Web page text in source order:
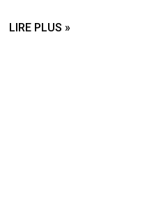
LIRE PLUS »